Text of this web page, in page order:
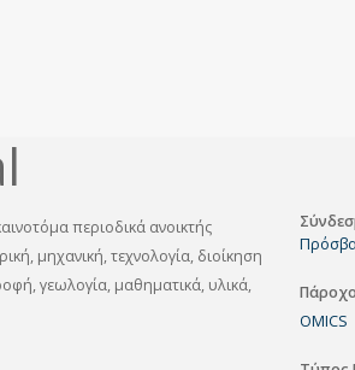
περιοδικά ανοικτής
μηχανική, τεχνολογία, διοίκηση
γεωλογία, μαθηματικά, υλικά,
OMICS